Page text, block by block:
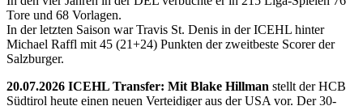
Tore und 68 Vorlagen.
In der letzten Saison war Travis St. Denis in der ICEHL hinter
Michael Raffl mit 45 (21+24) Punkten der zweitbeste Scorer der
Salzburger.
20.07.2026 ICEHL Transfer: Mit Blake Hillman stellt der HCB
Südtirol heute einen neuen Verteidiger aus der USA vor. Der 30-